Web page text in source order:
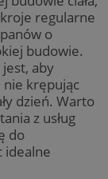
regularne
o
budowie.
aby
nie krępując
dzień. Warto
z usług
do
idealne